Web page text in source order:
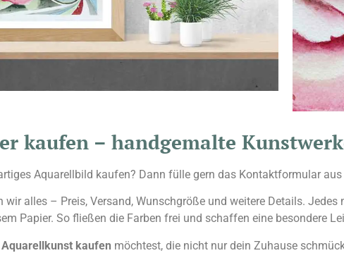
kaufen – handgemalte
Aquarellbild kaufen? Dann fülle gern das Kontaktformular
wir alles – Preis, Versand, Wunschgröße und weitere Details.
Papier. So fließen die Farben frei und schaffen eine besondere
kaufen möchtest, die nicht nur dein Zuhause